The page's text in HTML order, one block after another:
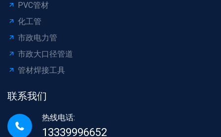
PVC管材
化工管
市政电力管
市政大口径管道
管材焊接工具
联系我们
热线电话:
13339996652